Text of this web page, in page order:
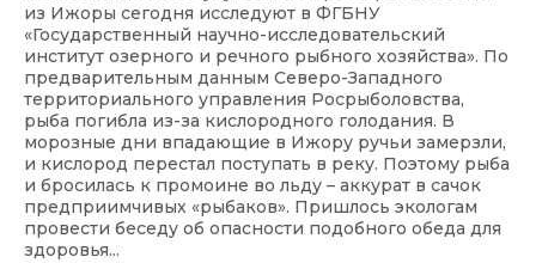
из Ижоры сегодня исследуют в ФГБНУ
«Государственный научно-исследовательский
институт озерного и речного рыбного хозяйства». По
предварительным данным Северо-Западного
территориального управления Росрыболовства,
рыба погибла из-за кислородного голодания. В
морозные дни впадающие в Ижору ручьи замерзли,
и кислород перестал поступать в реку. Поэтому рыба
и бросилась к промоине во льду – аккурат в сачок
предприимчивых «рыбаков». Пришлось экологам
провести беседу об опасности подобного обеда для
здоровья...